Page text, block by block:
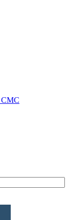
СМС